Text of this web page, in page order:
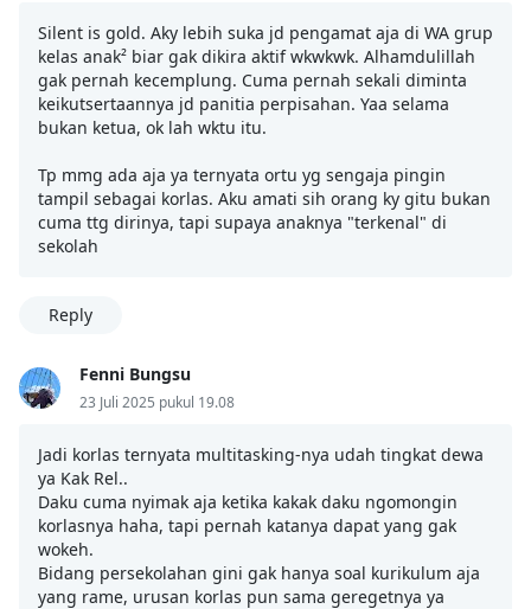
Silent is gold. Aky lebih suka jd pengamat aja di WA grup
kelas anak² biar gak dikira aktif wkwkwk. Alhamdulillah
gak pernah kecemplung. Cuma pernah sekali diminta
keikutsertaannya jd panitia perpisahan. Yaa selama
bukan ketua, ok lah wktu itu.
Tp mmg ada aja ya ternyata ortu yg sengaja pingin
tampil sebagai korlas. Aku amati sih orang ky gitu bukan
cuma ttg dirinya, tapi supaya anaknya "terkenal" di
sekolah
Reply
Fenni Bungsu
23 Juli 2025 pukul 19.08
Jadi korlas ternyata multitasking-nya udah tingkat dewa
ya Kak Rel..
Daku cuma nyimak aja ketika kakak daku ngomongin
korlasnya haha, tapi pernah katanya dapat yang gak
wokeh.
Bidang persekolahan gini gak hanya soal kurikulum aja
yang rame, urusan korlas pun sama geregetnya ya